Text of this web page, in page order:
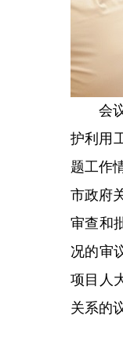
会议
护利用
题工作
市政府
审查和
况的审
项目人
关系的